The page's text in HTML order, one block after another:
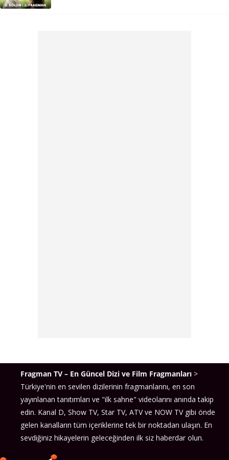
Fragman TV – En Güncel Dizi ve Film Fragmanları >
Türkiye'nin en sevilen dizilerinin fragmanlarını, en son
yayınlanan tanıtımları ve "ilk sahne" videolarını anında takip
edin. Kanal D, Show TV, Star TV, ATV ve NOW TV gibi önde
gelen kanalların tüm içeriklerine tek bir noktadan ulaşın. En
sevdiğiniz hikayelerin geleceğinden ilk siz haberdar olun.